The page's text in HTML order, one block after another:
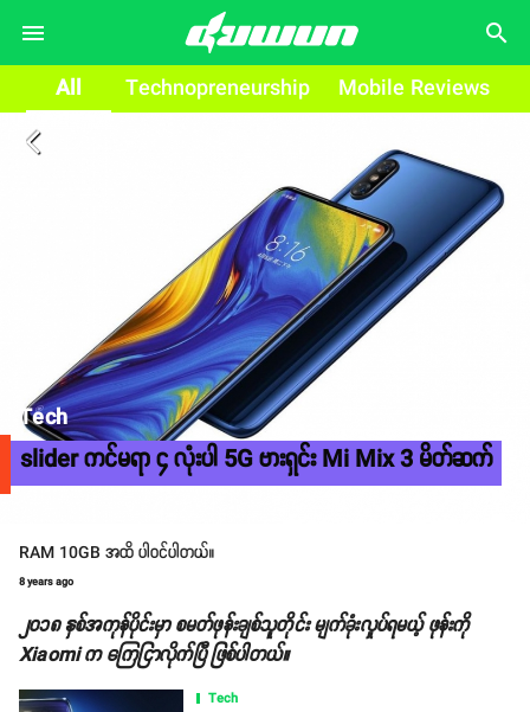
search
All Technopreneurship Mobile Reviews
arrow_back_ios
Tech
slider ကင်မရာ ၄ လုံးပါ 5G ဗားရှင်း Mi Mix 3 မိတ်ဆက်
RAM 10GB အထိ ပါဝင်ပါတယ်။
8 years ago
၂၀၁၈ နှစ်အကုန်ပိုင်းမှာ စမတ်ဖုန်းချစ်သူတိုင်း မျက်ခုံးလှုပ်ရမယ့် ဖုန်းကို
Xiaomi က ကြေငြာလိုက်ပြီ ဖြစ်ပါတယ်။
Tech